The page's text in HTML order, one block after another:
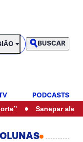
BUSCAR
PODCASTS
alerta para falta